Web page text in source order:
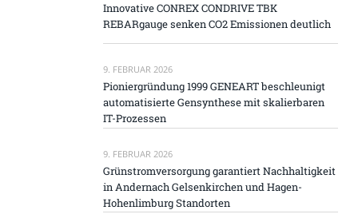
Innovative CONREX CONDRIVE TBK
REBARgauge senken CO2 Emissionen deutlich
9. FEBRUAR 2026
Pioniergründung 1999 GENEART beschleunigt
automatisierte Gensynthese mit skalierbaren
IT-Prozessen
9. FEBRUAR 2026
Grünstromversorgung garantiert Nachhaltigkeit
in Andernach Gelsenkirchen und Hagen-
Hohenlimburg Standorten